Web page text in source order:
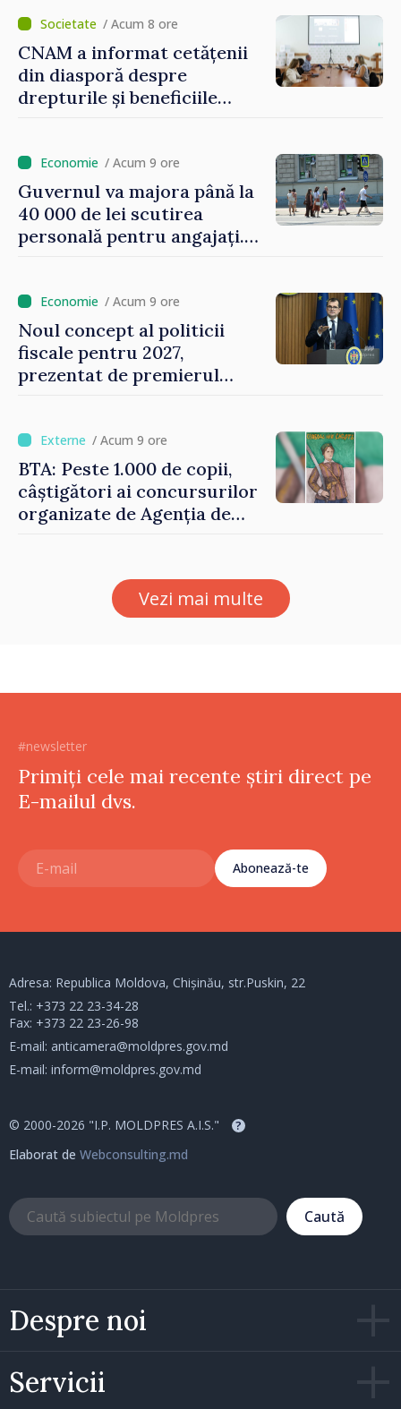
/ Acum 8 ore
CNAM a informat cetățenii
din diasporă despre
drepturile și beneficiile
/ Acum 9 ore
Guvernul va majora până la
40 000 de lei scutirea
personală pentru angajați.
oamenilor”/ Acum 9 ore
Noul concept al politicii
fiscale pentru 2027,
prezentat de premierul
investițiile, taxăm viciile și
echilibrăm taxarea
consumului”
/ Acum 9 ore
BTA: Peste 1.000 de copii,
câștigători ai concursurilor
organizate de Agenția de
Vezi mai multe
#newsletter
Primiți cele mai recente știri direct pe
E-mailul dvs.
Abonează-te
Despre noi
Servicii
Adresa: Republica Moldova, Chișinău, str.Puskin, 22
Tel.: +373 22 23-34-28
Fax: +373 22 23-26-98
E-mail: anticamera@moldpres.gov.md
E-mail: inform@moldpres.gov.md
© 2000-2026 "I.P. MOLDPRES A.I.S." ?
Elaborat de Webconsulting.md
Caută